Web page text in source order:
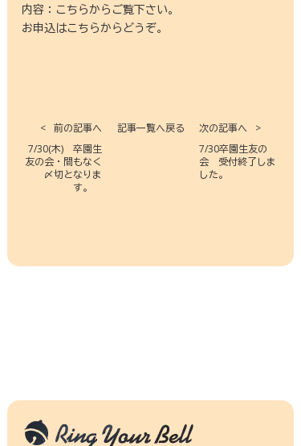
内容：こちらからご覧下さい。
お申込はこちらからどうぞ。
前の記事へ
7/30(木) 卒園生
友の会・間もなく
〆切となりま
す。
記事一覧へ戻る
次の記事へ
7/30卒園生友の
会 受付終了しま
した。